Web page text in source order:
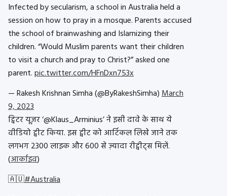
Infected by secularism, a school in Australia held a
session on how to pray in a mosque. Parents accused
the school of brainwashing and Islamizing their
children. “Would Muslim parents want their children
to visit a church and pray to Christ?” asked one
parent.pic.twitter.com/HFnDxn753x
— Rakesh Krishnan Simha (@ByRakeshSimha)March
9, 2023
ट्विटर यूज़र ‘@Klaus_Arminius’ ने इसी दावे के साथ ये
वीडियो ट्वीट किया. इस ट्वीट को आर्टिकल लिखे जाने तक
लगभग 2300 लाइक और 600 से ज़्यादा रीट्वीट्स मिलें.
(आर्काइव)
🇦🇺#Australia